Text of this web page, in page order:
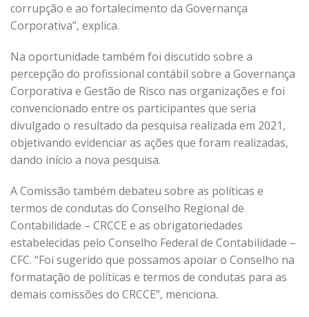
corrupção e ao fortalecimento da Governança
Corporativa”, explica.
Na oportunidade também foi discutido sobre a
percepção do profissional contábil sobre a Governança
Corporativa e Gestão de Risco nas organizações e foi
convencionado entre os participantes que seria
divulgado o resultado da pesquisa realizada em 2021,
objetivando evidenciar as ações que foram realizadas,
dando início a nova pesquisa.
A Comissão também debateu sobre as políticas e
termos de condutas do Conselho Regional de
Contabilidade – CRCCE e as obrigatoriedades
estabelecidas pelo Conselho Federal de Contabilidade –
CFC. “Foi sugerido que possamos apoiar o Conselho na
formatação de políticas e termos de condutas para as
demais comissões do CRCCE”, menciona.